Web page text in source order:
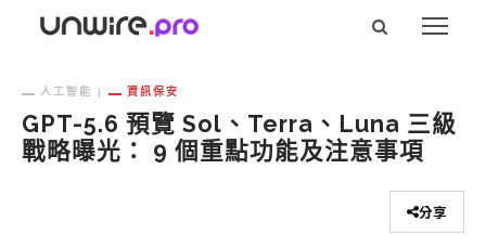
人工智能 資訊保安
GPT-5.6 預覽 Sol、Terra、Luna 三級
戰略曝光： 9 個重點功能及注意事項
分享